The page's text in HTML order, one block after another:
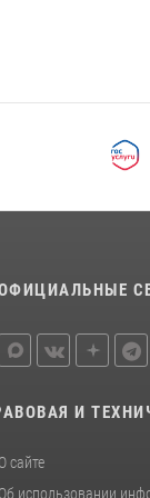
10
И
О сайте
Об использовании